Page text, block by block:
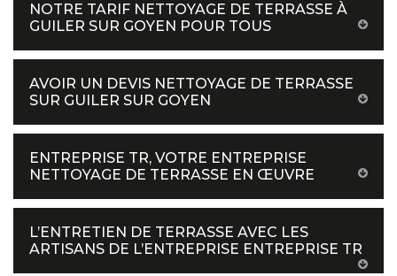
NOTRE TARIF NETTOYAGE DE TERRASSE À
GUILER SUR GOYEN POUR TOUS
AVOIR UN DEVIS NETTOYAGE DE TERRASSE
SUR GUILER SUR GOYEN
ENTREPRISE TR, VOTRE ENTREPRISE
NETTOYAGE DE TERRASSE EN ŒUVRE
L’ENTRETIEN DE TERRASSE AVEC LES
ARTISANS DE L’ENTREPRISE ENTREPRISE TR